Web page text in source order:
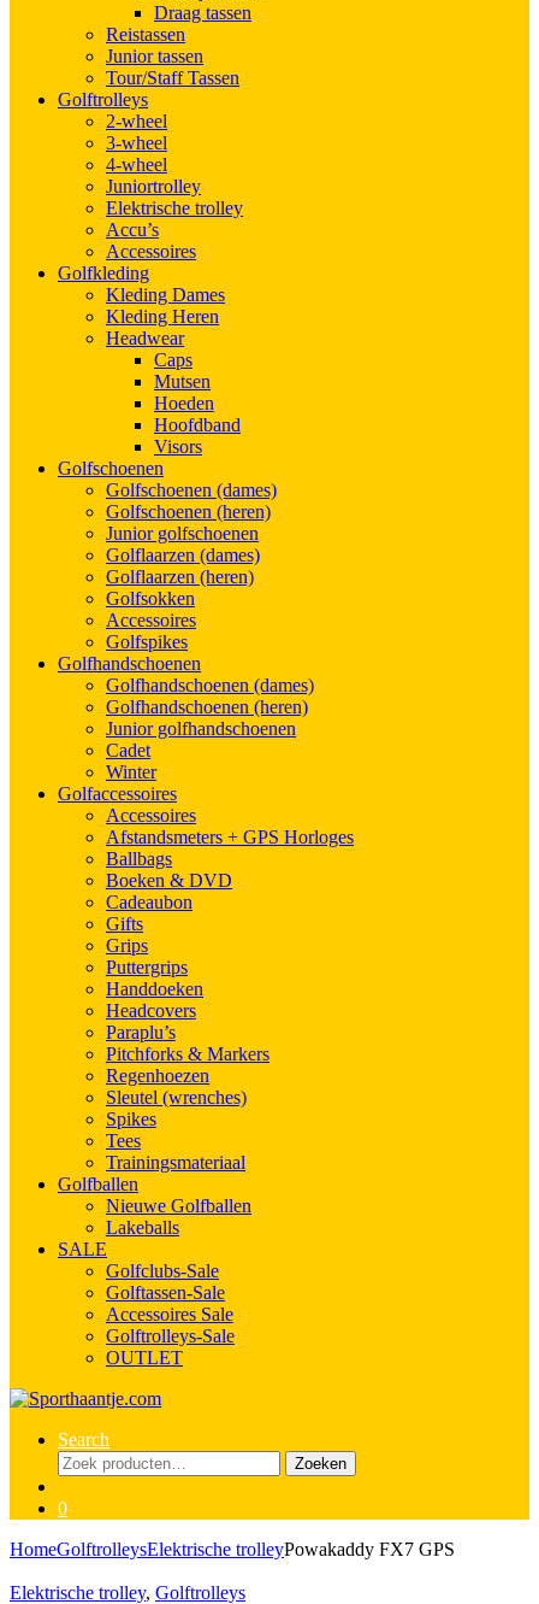
Draag tassen
Reistassen
Junior tassen
Tour/Staff Tassen
Golftrolleys
2-wheel
3-wheel
4-wheel
Juniortrolley
Elektrische trolley
Accu’s
Accessoires
Golfkleding
Kleding Dames
Kleding Heren
Headwear
Caps
Mutsen
Hoeden
Hoofdband
Visors
Golfschoenen
Golfschoenen (dames)
Golfschoenen (heren)
Junior golfschoenen
Golflaarzen (dames)
Golflaarzen (heren)
Golfsokken
Accessoires
Golfspikes
Golfhandschoenen
Golfhandschoenen (dames)
Golfhandschoenen (heren)
Junior golfhandschoenen
Cadet
Winter
Golfaccessoires
Accessoires
Afstandsmeters + GPS Horloges
Ballbags
Boeken & DVD
Cadeaubon
Gifts
Grips
Puttergrips
Handdoeken
Headcovers
Paraplu’s
Pitchforks & Markers
Regenhoezen
Sleutel (wrenches)
Spikes
Tees
Trainingsmateriaal
Golfballen
Nieuwe Golfballen
Lakeballs
SALE
Golfclubs-Sale
Golftassen-Sale
Accessoires Sale
Golftrolleys-Sale
OUTLET
Search
Zoeken
naar:
Zoeken
0
HomeGolftrolleysElektrische trolleyPowakaddy FX7 GPS
Elektrische trolley, Golftrolleys